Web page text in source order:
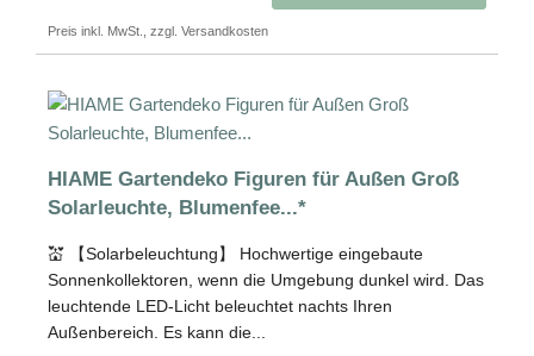
Preis inkl. MwSt., zzgl. Versandkosten
HIAME Gartendeko Figuren für Außen Groß
Solarleuchte, Blumenfee...*
💒 【Solarbeleuchtung】 Hochwertige eingebaute
Sonnenkollektoren, wenn die Umgebung dunkel wird. Das
leuchtende LED-Licht beleuchtet nachts Ihren
Außenbereich. Es kann die...